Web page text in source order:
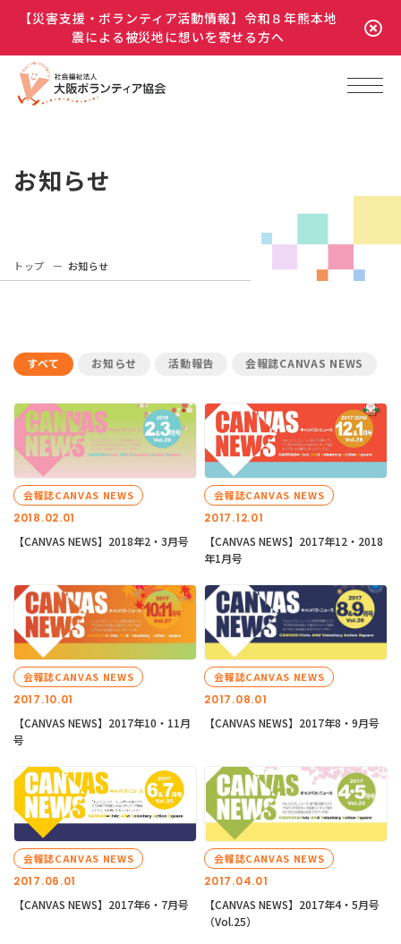
【災害支援・ボランティア活動情報】令和８年熊本地
震による被災地に想いを寄せる方へ
お知らせ
トップ お知らせ
すべて お知らせ 活動報告 会報誌CANVAS NEWS
2018.02.01
会報誌CANVAS NEWS
【CANVAS NEWS】2018年2・3月号
2017.12.01
会報誌CANVAS NEWS
【CANVAS NEWS】2017年12・2018
年1月号
2017.10.01
会報誌CANVAS NEWS
【CANVAS NEWS】2017年10・11月
号
2017.08.01
会報誌CANVAS NEWS
【CANVAS NEWS】2017年8・9月号
2017.06.01
会報誌CANVAS NEWS
【CANVAS NEWS】2017年6・7月号
2017.04.01
会報誌CANVAS NEWS
【CANVAS NEWS】2017年4・5月号
（Vol.25）